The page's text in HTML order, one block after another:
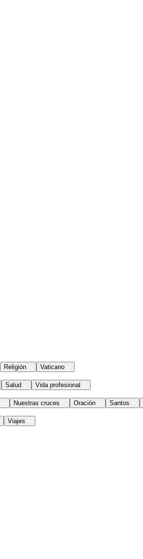
Religión Vaticano
Salud Vida profesional
Nuestras cruces Oración Santos
Viajes